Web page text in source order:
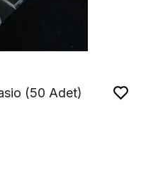
(50 Adet)